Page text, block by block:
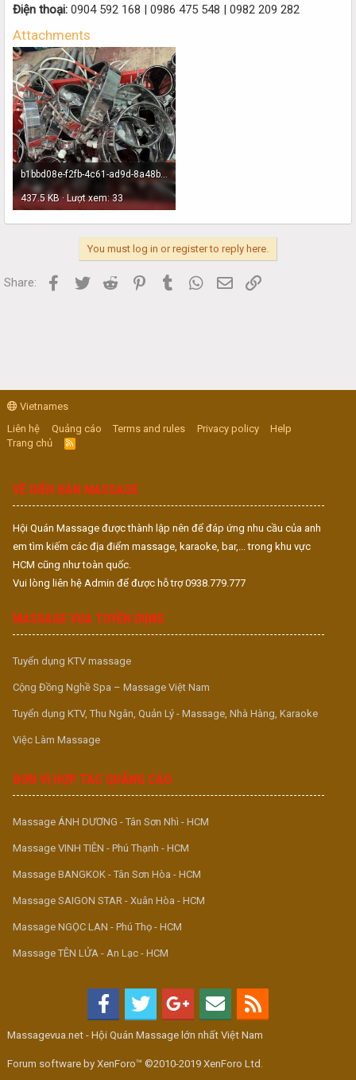
Điện thoại: 0904 592 168 | 0986 475 548 | 0982 209 282
Attachments
437.5 KB · Lượt xem: 33
You must log in or register to reply here.
Share: Facebook
Twitter Reddit PinterestTumblr WhatsApp
Email
Vietnames
Liên hệ
Quảng cáo Terms and rules Privacy policy
Help
Trang chủ
R
S
VỀ DIỄN ĐÀN MASSAGE
Hội Quán Massage được thành lập nên để đáp ứng nhu cầu của anh
em tìm kiếm các địa điểm massage, karaoke, bar,... trong khu vực
HCM cũng như toàn quốc.
Vui lòng liên hệ Admin để được hỗ trợ 0938.779.777
MASSAGE VUA TUYỂN DỤNG
Tuyển dụng KTV massage
Cộng Đồng Nghề Spa – Massage Việt Nam
Tuyển dụng KTV, Thu Ngân, Quản Lý - Massage, Nhà Hàng, Karaoke
Việc Làm Massage
ĐƠN VỊ HỢP TÁC QUẢNG CÁO
Massage ÁNH DƯƠNG - Tân Sơn Nhì - HCM
Massage VINH TIÊN - Phú Thạnh - HCM
Massage BANGKOK - Tân Sơn Hòa - HCM
Massage SAIGON STAR - Xuân Hòa - HCM
Massage NGỌC LAN - Phú Thọ - HCM
Massage TÊN LỬA - An Lạc - HCM
Massagevua.net - Hội Quán Massage lớn nhất Việt Nam
Forum software by XenForo™ ©2010-2019 XenForo Ltd.